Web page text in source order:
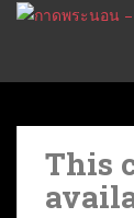
p
This